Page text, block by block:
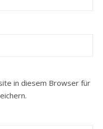
in diesem Browser für